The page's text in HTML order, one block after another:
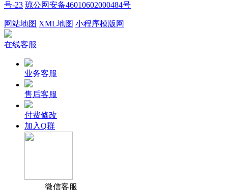
号-23 琼公网安备46010602000484号
网站地图 XML地图 小程序模版网
在线客服
业务客服
售后客服
付费修改
加入Q群
微信客服